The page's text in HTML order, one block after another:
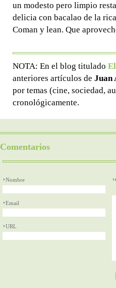
un modesto pero limpio
delicia con bacalao de la
Coman y lean. Que
NOTA: En el blog titulado
anteriores artículos de Juan
por temas (cine, sociedad,
cronológicamente.
Comentarios
Nombre
Email
URL